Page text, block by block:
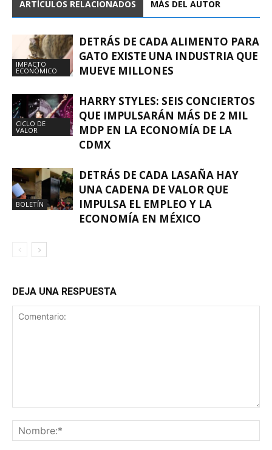
ARTÍCULOS RELACIONADOS MÁS DEL AUTOR
IMPACTO
ECONÓMICO
DETRÁS DE CADA ALIMENTO PARA
GATO EXISTE UNA INDUSTRIA QUE
MUEVE MILLONES
CICLO DE
VALOR
HARRY STYLES: SEIS CONCIERTOS
QUE IMPULSARÁN MÁS DE 2 MIL
MDP EN LA ECONOMÍA DE LA
CDMX
BOLETÍN
DETRÁS DE CADA LASAÑA HAY
UNA CADENA DE VALOR QUE
IMPULSA EL EMPLEO Y LA
ECONOMÍA EN MÉXICO
DEJA UNA RESPUESTA